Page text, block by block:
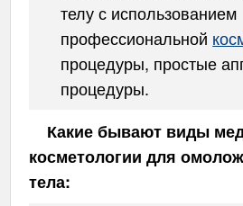
телу с использованием
профессиональной
процедуры, простые
процедуры.
Какие бывают виды
косметологии для
тела: